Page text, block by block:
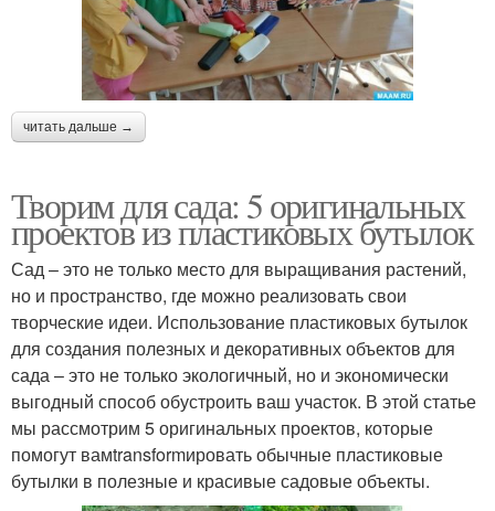
читать дальше →
Творим для сада: 5 оригинальных
проектов из пластиковых бутылок
Сад – это не только место для выращивания растений,
но и пространство, где можно реализовать свои
творческие идеи. Использование пластиковых бутылок
для создания полезных и декоративных объектов для
сада – это не только экологичный, но и экономически
выгодный способ обустроить ваш участок. В этой статье
мы рассмотрим 5 оригинальных проектов, которые
помогут вамtransformировать обычные пластиковые
бутылки в полезные и красивые садовые объекты.